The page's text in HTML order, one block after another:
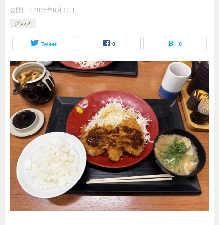
公開日： 2026年6月30日
グルメ
Tweet 0 0